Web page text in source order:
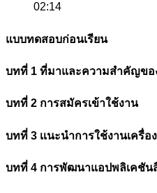
02:14
แบบทดสอบก่อนเรียน
บทที่ 1 ที่มาและความสำคัญขอ
บทที่ 2 การสมัครเข้าใช้งาน
บทที่ 3 เเนะนำการใช้งานเครื่
บทที่ 4 การพัฒนาแอปพลิเคชัน